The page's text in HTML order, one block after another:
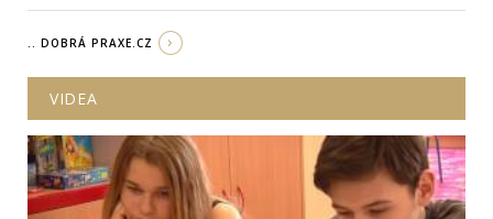
.. DOBRÁ PRAXE.CZ
VIDEA